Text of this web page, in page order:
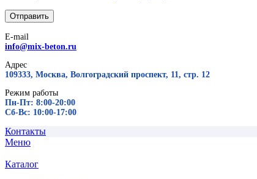
E-mail
info@mix-beton.ru
Адрес
109333, Москва, Волгоградский проспект, 11, стр. 12
Режим работы
Пн-Пт: 8:00-20:00
Сб-Вс: 10:00-17:00
Контакты
Меню
Каталог